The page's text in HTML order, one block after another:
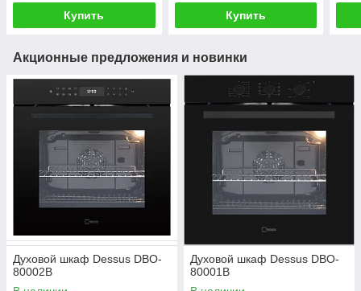
Купить Купить
Акционные предложения и новинки
Духовой шкаф Dessus DBO-
80002B
Духовой шкаф Dessus DBO-
80001B